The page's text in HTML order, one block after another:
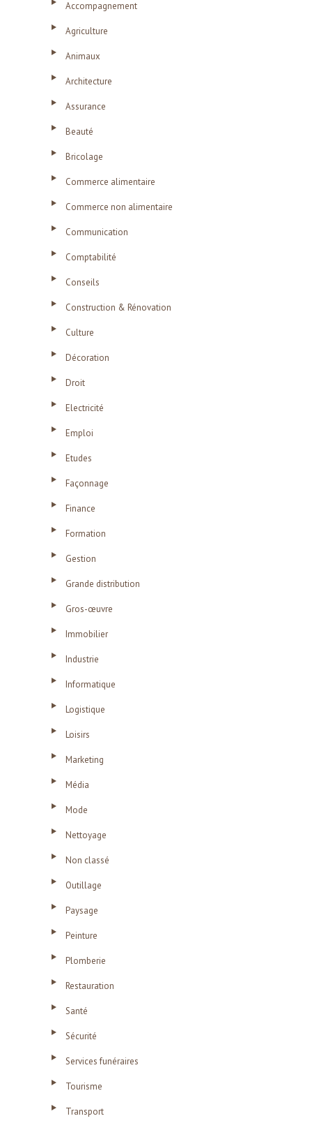
Accompagnement
Agriculture
Animaux
Architecture
Assurance
Beauté
Bricolage
Commerce alimentaire
Commerce non alimentaire
Communication
Comptabilité
Conseils
Construction & Rénovation
Culture
Décoration
Droit
Electricité
Emploi
Etudes
Façonnage
Finance
Formation
Gestion
Grande distribution
Gros-œuvre
Immobilier
Industrie
Informatique
Logistique
Loisirs
Marketing
Média
Mode
Nettoyage
Non classé
Outillage
Paysage
Peinture
Plomberie
Restauration
Santé
Sécurité
Services funéraires
Tourisme
Transport